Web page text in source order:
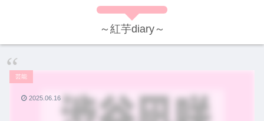
～紅芋diary～
芸能
2025.06.16